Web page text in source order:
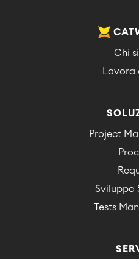
Chi
Lavora
Project
Sviluppo
Tests